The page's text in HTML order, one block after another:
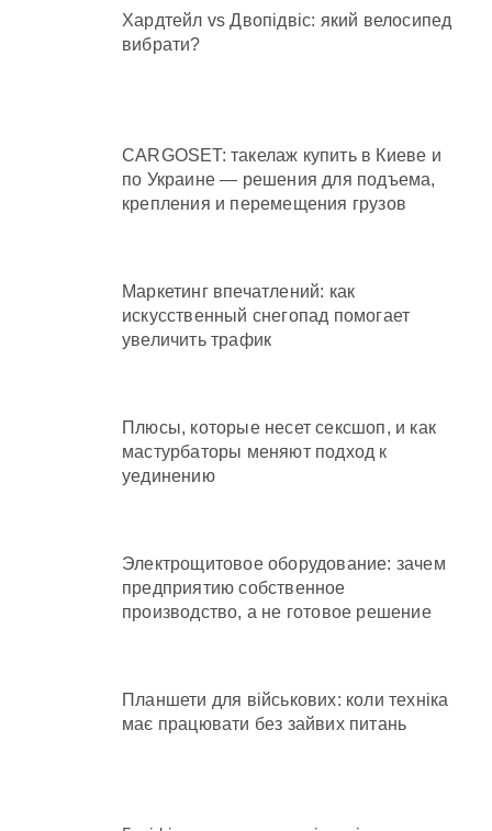
Хардтейл vs Двопідвіс: який велосипед
вибрати?
CARGOSET: такелаж купить в Киеве и
по Украине — решения для подъема,
крепления и перемещения грузов
Маркетинг впечатлений: как
искусственный снегопад помогает
увеличить трафик
Плюсы, которые несет сексшоп, и как
мастурбаторы меняют подход к
уединению
Электрощитовое оборудование: зачем
предприятию собственное
производство, а не готовое решение
Планшети для військових: коли техніка
має працювати без зайвих питань